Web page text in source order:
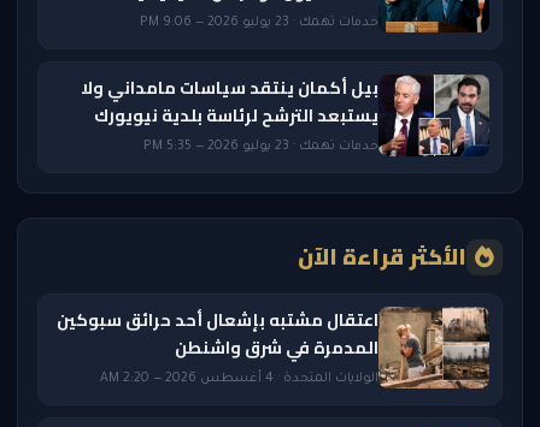
خدمات تهمك · 23 يوليو 2026 — 9:06 PM
بيل أكمان ينتقد سياسات مامداني ولا
يستبعد الترشح لرئاسة بلدية نيويورك
خدمات تهمك · 23 يوليو 2026 — 5:35 PM
الأكثر قراءة الآن
اعتقال مشتبه بإشعال أحد حرائق سبوكين
المدمرة في شرق واشنطن
الولايات المتحدة · 4 أغسطس 2026 — 2:20 AM